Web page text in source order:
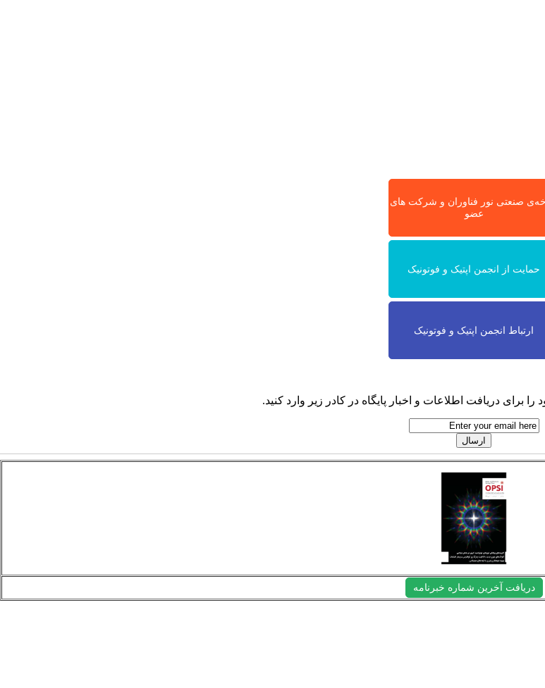
صنعتی نور فناوران و شرکت های
عضو
حمایت از انجمن اپتیک و فوتونیک
ارتباط انجمن اپتیک و فوتونیک
برای دریافت اطلاعات و اخبار پایگاه در کادر زیر وارد کنید.
دریافت آخرین شماره خبرنامه